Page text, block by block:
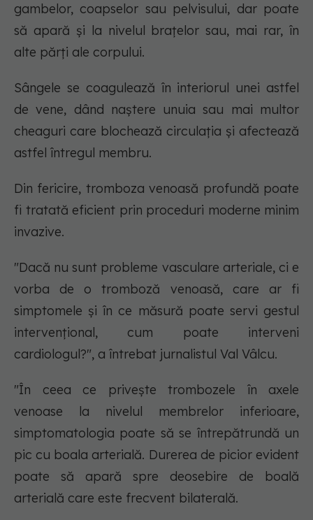
gambelor, coapselor sau pelvisului, dar poate
să apară și la nivelul brațelor sau, mai rar, în
alte părți ale corpului.
Sângele se coagulează în interiorul unei astfel
de vene, dând naștere unuia sau mai multor
cheaguri care blochează circulația și afectează
astfel întregul membru.
Din fericire, tromboza venoasă profundă poate
fi tratată eficient prin proceduri moderne minim
invazive.
"Dacă nu sunt probleme vasculare arteriale, ci e
vorba de o tromboză venoasă, care ar fi
simptomele și în ce măsură poate servi gestul
intervențional, cum poate interveni
cardiologul?", a întrebat jurnalistul Val Vâlcu.
"În ceea ce privește trombozele în axele
venoase la nivelul membrelor inferioare,
simptomatologia poate să se întrepătrundă un
pic cu boala arterială. Durerea de picior evident
poate să apară spre deosebire de boală
arterială care este frecvent bilaterală.